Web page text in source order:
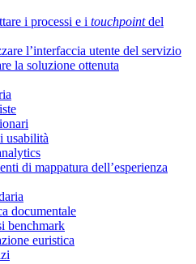
i processi e i touchpointdel
l’interfaccia utente del servizio
la soluzione ottenuta
usabilità
di mappatura dell’esperienza
documentale
benchmark
euristica